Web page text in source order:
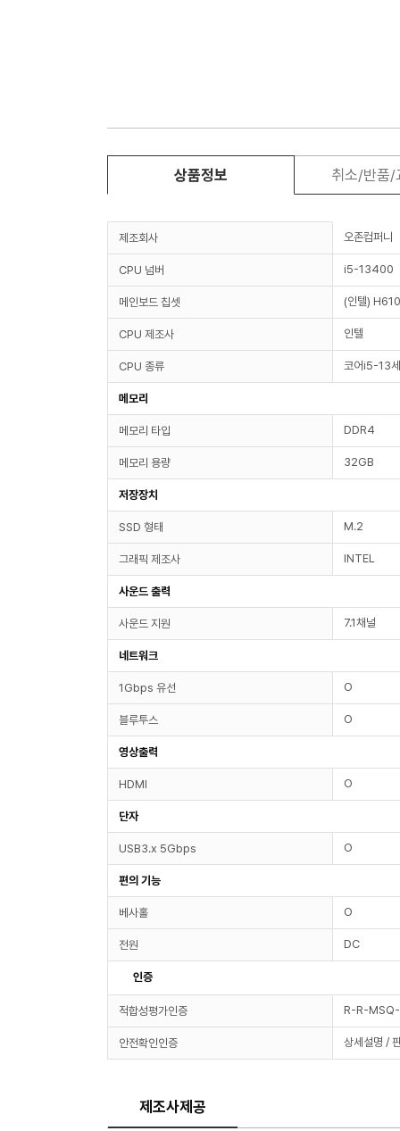
상품정보 취소/반품/
제조회사 오존컴퍼니
CPU 넘버 i5-13400
메인보드 칩셋 (인텔) H610
CPU 제조사 인텔
CPU 종류 코어i5-13
메모리
메모리 타입 DDR4
메모리 용량 32GB
저장장치
SSD 형태 M.2
그래픽 제조사 INTEL
사운드 출력
사운드 지원 7.1채널
네트워크
1Gbps 유선 O
블루투스 O
영상출력
HDMI O
단자
USB3.x 5Gbps O
편의 기능
베사홀 O
전원 DC
인증
적합성평가인증 R-R-
안전확인인증 상세설명 /
제조사제공